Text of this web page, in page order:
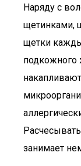
Наряду с
щетинками,
щетки
подкожного
занимает